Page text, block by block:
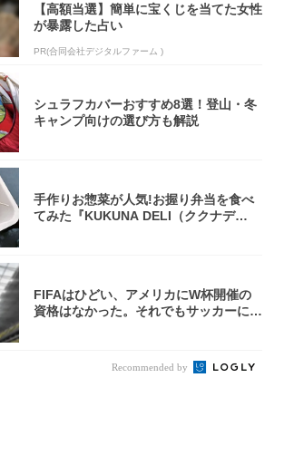
【高額当選】簡単に宝くじを当てた女性
が暴露した占い
PR(合同会社デジタルファーム )
シュラフカバーおすすめ8選！登山・冬
キャンプ向けの選び方も解説
手作りお惣菜が人気!お握り弁当を食べ
てみた『KUKUNA DELI（ククナデ
FIFAはひどい、アメリカにW杯開催の
資格はなかった。それでもサッカーには
Recommended by